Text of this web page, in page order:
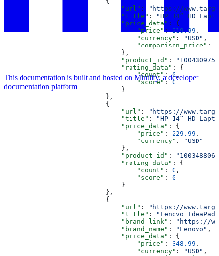
                              "url"
:
"https://
                              "title"
:
"HP 14” HD
                              "price_data"
: {
                                  "price"
: 219.99 ,
                                  "currency"
: "USD" ,
                                  "comparison_price"
:
                              },
                              "product_id"
:
                              "rating_data"
: {
                                  "count"
: 0 ,
                                  "score"
: 0
                              }
                          },
                          {
                              "url"
:
"https://
                              "title"
:
"HP 14” HD
                              "price_data"
: {
                                  "price"
: 229.99 ,
                                  "currency"
:
"USD"
                              },
                              "product_id"
:
                              "rating_data"
: {
                                  "count"
: 0 ,
                                  "score"
: 0
                              }
                          },
                          {
                              "url"
:
"https://
                              "title"
:
"Lenovo
                              "brand_link"
:
"https://
                              "brand_name"
: "Lenovo" ,
                              "price_data"
: {
                                  "price"
: 348.99 ,
                                  "currency"
: "USD" ,
This documentation is built and hosted on Mintlify, a developer
documentation platform